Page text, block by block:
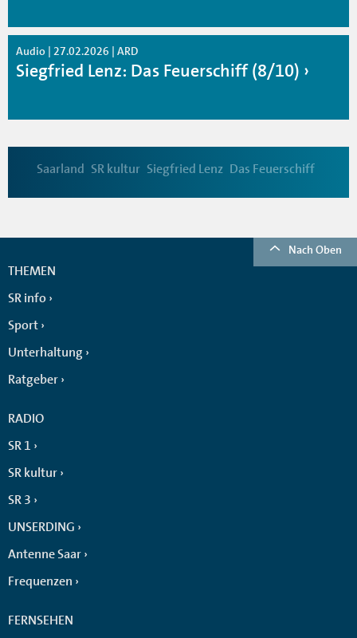
Audio | 27.02.2026 | ARD
Siegfried Lenz: Das Feuerschiff (8/10)
Saarland SR kultur Siegfried Lenz Das Feuerschiff
Nach Oben
THEMEN
SR info
Sport
Unterhaltung
Ratgeber
RADIO
SR 1
SR kultur
SR 3
UNSERDING
Antenne Saar
Frequenzen
FERNSEHEN